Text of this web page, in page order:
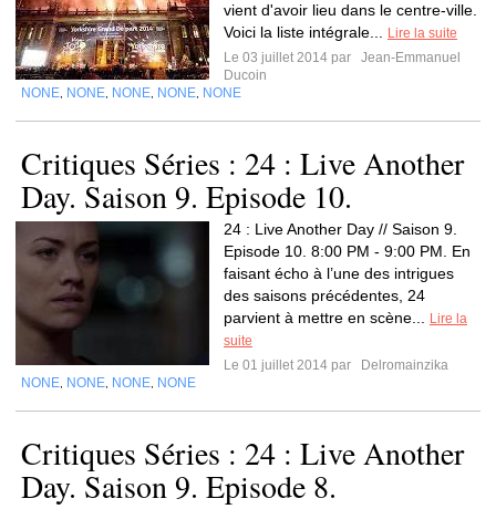
vient d'avoir lieu dans le centre-ville.
Voici la liste intégrale...
Lire la suite
Le 03 juillet 2014 par
Jean-Emmanuel
Ducoin
NONE NONE NONE NONE NONE
Critiques Séries : 24 : Live Another
Day. Saison 9. Episode 10.
24 : Live Another Day // Saison 9.
Episode 10. 8:00 PM - 9:00 PM. En
faisant écho à l’une des intrigues
des saisons précédentes, 24
parvient à mettre en scène...
Lire la
suite
Le 01 juillet 2014 par
Delromainzika
NONE NONE NONE NONE
Critiques Séries : 24 : Live Another
Day. Saison 9. Episode 8.